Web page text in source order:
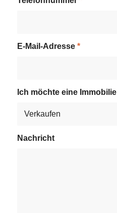
E-Mail-Adresse *
Ich möchte eine Immobilie
Nachricht